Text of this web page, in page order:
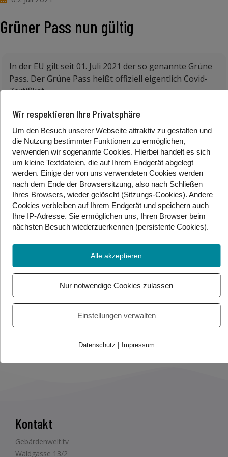
Grüner Pass nun gültig
In der EU gilt seit 01. Juli 2021 der so genannte Grüne
Pass. Der Grüne Pass heißt offiziell eigentlich Covid-
Zertifikat.
Der Grüne Pass ist so was Ähnliches wie ein Ausweis.
Mit dem Grünen Pass kann man zeigen, dass man
gegen Corona geimpft wurde. Man kann aber auch
zeigen, dass man negativ getestet wurde oder die
Krankheit schon hatte.
Mit dem Grünen Pass soll das Reisen in der EU wieder
leichter gehen. Vor der Reise sollte man sich aber gut
über das Land informieren. Denn in manchen Ländern
gibt es verschiedene Regeln, wenn man ankommt.
Foto/Video Credits: APA / Gebärdenwelt.tv
Beitrag teilen
Kontakt
Gebärdenwelt.tv
Waldgasse 13/2
Wir respektieren Ihre Privatsphäre
Um den Besuch unserer Webseite attraktiv zu gestalten und
die Nutzung bestimmter Funktionen zu ermöglichen,
verwenden wir sogenannte Cookies. Hierbei handelt es sich
um kleine Textdateien, die auf Ihrem Endgerät abgelegt
werden. Einige der von uns verwendeten Cookies werden
nach dem Ende der Browsersitzung, also nach Schließen
Ihres Browsers, wieder gelöscht (Sitzungs-Cookies). Andere
Cookies verbleiben auf Ihrem Endgerät und speichern auch
Ihre IP-Adresse. Sie ermöglichen uns, Ihren Browser beim
nächsten Besuch wiederzuerkennen (persistente Cookies).
Alle akzeptieren
Nur notwendige Cookies zulassen
Einstellungen verwalten
Datenschutz | Impressum